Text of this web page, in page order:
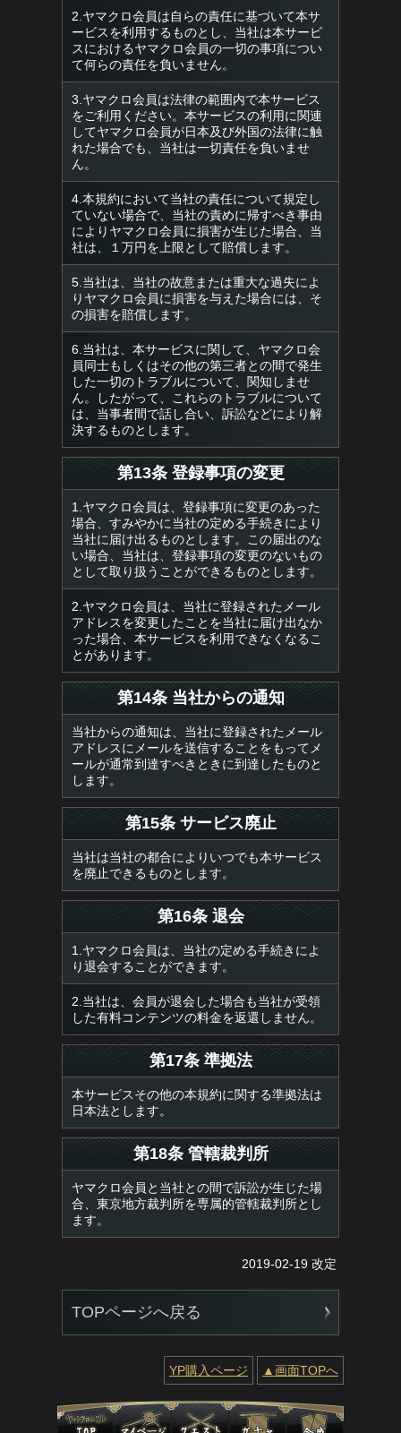
2.ヤマクロ会員は自らの責任に基づいて本サ
ービスを利用するものとし、当社は本サービ
スにおけるヤマクロ会員の一切の事項につい
て何らの責任を負いません。
3.ヤマクロ会員は法律の範囲内で本サービス
をご利用ください。本サービスの利用に関連
してヤマクロ会員が日本及び外国の法律に触
れた場合でも、当社は一切責任を負いませ
ん。
4.本規約において当社の責任について規定し
ていない場合で、当社の責めに帰すべき事由
によりヤマクロ会員に損害が生じた場合、当
社は、１万円を上限として賠償します。
5.当社は、当社の故意または重大な過失によ
りヤマクロ会員に損害を与えた場合には、そ
の損害を賠償します。
6.当社は、本サービスに関して、ヤマクロ会
員同士もしくはその他の第三者との間で発生
した一切のトラブルについて、関知しませ
ん。したがって、これらのトラブルについて
は、当事者間で話し合い、訴訟などにより解
決するものとします。
第13条 登録事項の変更
1.ヤマクロ会員は、登録事項に変更のあった
場合、すみやかに当社の定める手続きにより
当社に届け出るものとします。この届出のな
い場合、当社は、登録事項の変更のないもの
として取り扱うことができるものとします。
2.ヤマクロ会員は、当社に登録されたメール
アドレスを変更したことを当社に届け出なか
った場合、本サービスを利用できなくなるこ
とがあります。
第14条 当社からの通知
当社からの通知は、当社に登録されたメール
アドレスにメールを送信することをもってメ
ールが通常到達すべきときに到達したものと
します。
第15条 サービス廃止
当社は当社の都合によりいつでも本サービス
を廃止できるものとします。
第16条 退会
1.ヤマクロ会員は、当社の定める手続きによ
り退会することができます。
2.当社は、会員が退会した場合も当社が受領
した有料コンテンツの料金を返還しません。
第17条 準拠法
本サービスその他の本規約に関する準拠法は
日本法とします。
第18条 管轄裁判所
ヤマクロ会員と当社との間で訴訟が生じた場
合、東京地方裁判所を専属的管轄裁判所とし
ます。
2019-02-19 改定
TOPページへ戻る
YP購入ページ ▲画面TOPへ